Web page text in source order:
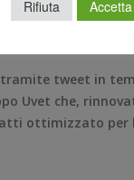
TWEET
tweet in
Uvet che,
ottimizzato per
Rifiuta Accetta